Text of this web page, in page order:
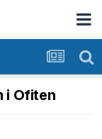
i Ofiten